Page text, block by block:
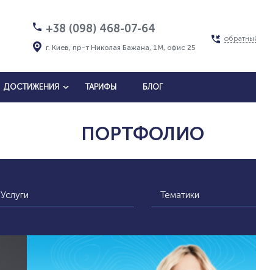
+38 (098) 468-07-64
г. Киев, пр-т Николая Бажана, 1М, офис 25
ДОСТИЖЕНИЯ ТАРИФЫ БЛОГ
ПОРТФОЛИО
Услуги Тематики